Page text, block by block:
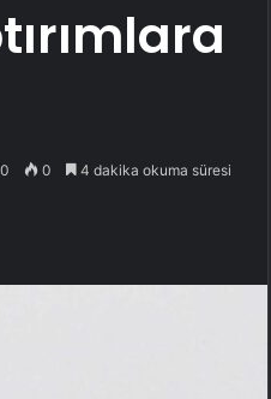
0 0 4 dakika okuma süresi